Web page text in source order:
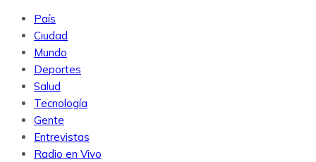
País
Ciudad
Mundo
Deportes
Salud
Tecnología
Gente
Entrevistas
Radio en Vivo